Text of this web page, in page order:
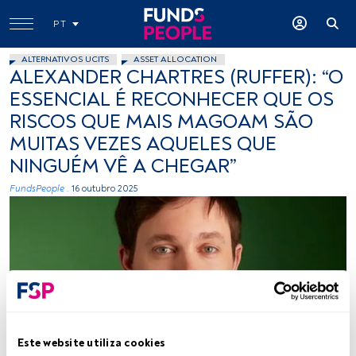
Este website utiliza cookies
PT
ALTERNATIVOS UCITS ASSET ALLOCATION
ALEXANDER CHARTRES (RUFFER): “O
ESSENCIAL É RECONHECER QUE OS
RISCOS QUE MAIS MAGOAM SÃO
MUITAS VEZES AQUELES QUE
NINGUÉM VÊ A CHEGAR”
FundsPeople . 16 outubro 2025